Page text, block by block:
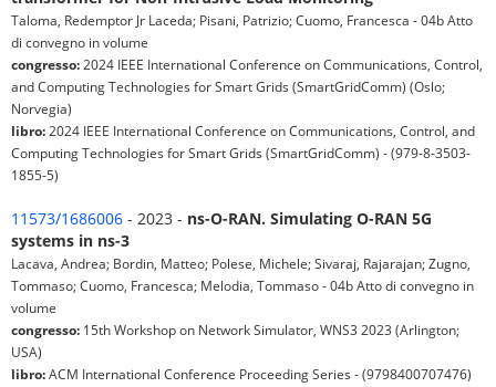
Taloma, Redemptor Jr Laceda; Pisani, Patrizio; Cuomo, Francesca - 04b Atto
di convegno in volume
congresso: 2024 IEEE International Conference on Communications, Control,
and Computing Technologies for Smart Grids (SmartGridComm) (Oslo;
Norvegia)
libro: 2024 IEEE International Conference on Communications, Control, and
Computing Technologies for Smart Grids (SmartGridComm) - (979-8-3503-
1855-5)
11573/1686006 - 2023 - ns-O-RAN. Simulating O-RAN 5G
systems in ns-3
Lacava, Andrea; Bordin, Matteo; Polese, Michele; Sivaraj, Rajarajan; Zugno,
Tommaso; Cuomo, Francesca; Melodia, Tommaso - 04b Atto di convegno in
volume
congresso: 15th Workshop on Network Simulator, WNS3 2023 (Arlington;
USA)
libro:ACM International Conference Proceeding Series - (9798400707476)